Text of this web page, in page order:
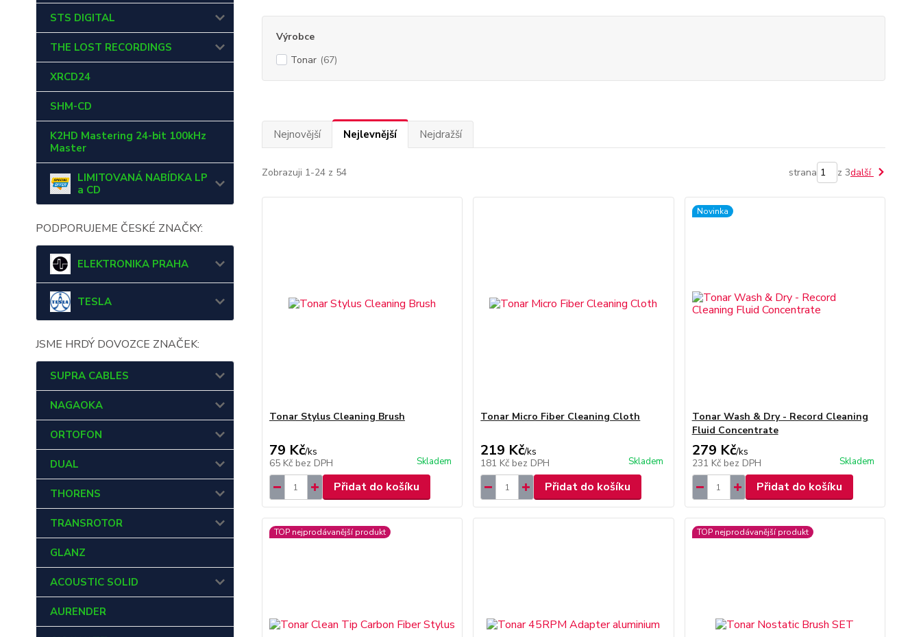
STS DIGITAL
THE LOST RECORDINGS
XRCD24
SHM-CD
K2HD Mastering 24-bit 100kHz
Master
LIMITOVANÁ NABÍDKA LP
a CD
PODPORUJEME ČESKÉ ZNAČKY:
ELEKTRONIKA PRAHA
TESLA
JSME HRDÝ DOVOZCE ZNAČEK:
SUPRA CABLES
NAGAOKA
ORTOFON
DUAL
THORENS
TRANSROTOR
GLANZ
ACOUSTIC SOLID
AURENDER
Výrobce
Tonar (67)
Nejnovější Nejlevnější Nejdražší
Zobrazuji 1-24 z 54 strana z 3další
Tonar Stylus Cleaning Brush
79 Kč/ks
65 Kč bez DPH Skladem
Přidat do košíku
Tonar Micro Fiber Cleaning Cloth
219 Kč/ks
181 Kč bez DPH Skladem
Přidat do košíku
Novinka
Tonar Wash & Dry - Record Cleaning
Fluid Concentrate
279 Kč/ks
231 Kč bez DPH Skladem
Přidat do košíku
TOP nejprodávanější produkt TOP nejprodávanější produkt